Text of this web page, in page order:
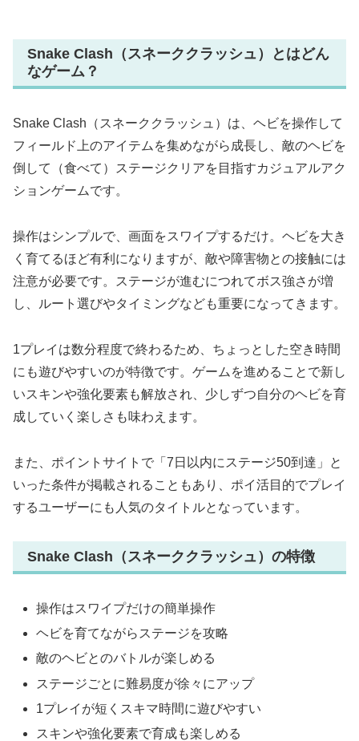
Snake Clash（スネーククラッシュ）とはどん
なゲーム？
Snake Clash（スネーククラッシュ）は、ヘビを操作して
フィールド上のアイテムを集めながら成長し、敵のヘビを
倒して（食べて）ステージクリアを目指すカジュアルアク
ションゲームです。
操作はシンプルで、画面をスワイプするだけ。ヘビを大き
く育てるほど有利になりますが、敵や障害物との接触には
注意が必要です。ステージが進むにつれてボス強さが増
し、ルート選びやタイミングなども重要になってきます。
1プレイは数分程度で終わるため、ちょっとした空き時間
にも遊びやすいのが特徴です。ゲームを進めることで新し
いスキンや強化要素も解放され、少しずつ自分のヘビを育
成していく楽しさも味わえます。
また、ポイントサイトで「7日以内にステージ50到達」と
いった条件が掲載されることもあり、ポイ活目的でプレイ
するユーザーにも人気のタイトルとなっています。
Snake Clash（スネーククラッシュ）の特徴
操作はスワイプだけの簡単操作
ヘビを育てながらステージを攻略
敵のヘビとのバトルが楽しめる
ステージごとに難易度が徐々にアップ
1プレイが短くスキマ時間に遊びやすい
スキンや強化要素で育成も楽しめる